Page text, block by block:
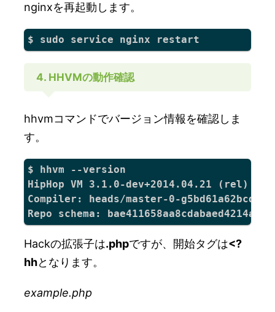
nginxを再起動します。
4. HHVMの動作確認
hhvmコマンドでバージョン情報を確認しま
す。
$ hhvm --version
HipHop VM 3.1.0-dev+2014.04.21 (rel)
Compiler: heads/master-0-
Hackの拡張子は.phpですが、開始タグは<?
hhとなります。
example.php